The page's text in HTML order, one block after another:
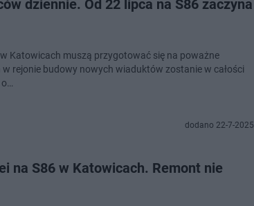
dziennie. Od 22 lipca na S86 zaczyna
Katowicach muszą przygotować się na poważne
rejonie budowy nowych wiaduktów zostanie w całości
dodano 22-7-2025
na S86 w Katowicach. Remont nie